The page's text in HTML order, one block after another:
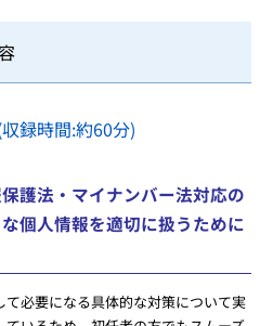
録時間:約60分)
護法・マイナンバー法対応の
個人情報を適切に扱うために
必要になる具体的な対策について実